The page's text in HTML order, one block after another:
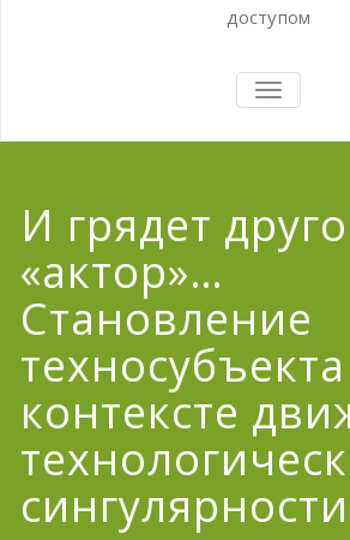
доступом
TOGGLE
И грядет
«актор»…
Становление
контексте
сингулярности